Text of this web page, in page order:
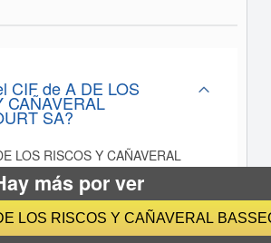
CIF de A DE LOS
CAÑAVERAL
SA?
LOS RISCOS Y CAÑAVERAL
SA es A78818218
sector de actividad de A
más por ver
LOS RISCOS Y CAÑAVERAL